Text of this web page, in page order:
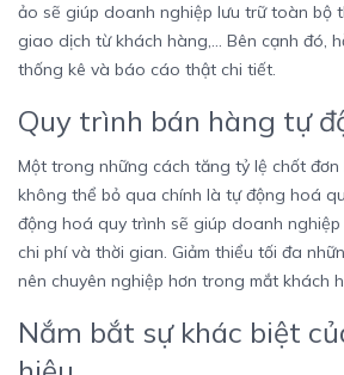
ảo sẽ giúp doanh nghiệp lưu trữ toàn bộ
giao dịch từ khách hàng,… Bên cạnh đó,
thống kê và báo cáo thật chi tiết.
Quy trình bán hàng tự
Một trong những cách tăng tỷ lệ chốt đơn
không thể bỏ qua chính là tự động hoá
động hoá quy trình sẽ giúp doanh
chi phí và thời gian. Giảm thiểu tối đa
nên chuyên nghiệp hơn trong mắt khách
Nắm bắt sự khác biệt